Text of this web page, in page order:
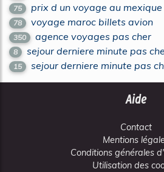
75 prix d un voyage au mexique
78 voyage maroc billets avion
350 agence voyages pas cher
8 sejour derniere minute pas
15 sejour derniere minute pas
Aide
Contact
Mentions
Conditions générales
Utilisation des